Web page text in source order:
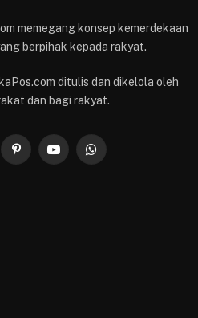
memegang konsep kemerdekaan
berpihak kepada rakyat.
ditulis dan dikelola oleh
dan bagi rakyat.
PinterestYouTubeWhatsApp